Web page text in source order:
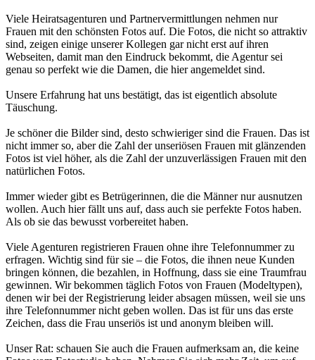
Viele Heiratsagenturen und Partnervermittlungen nehmen nur
Frauen mit den schönsten Fotos auf. Die Fotos, die nicht so attraktiv
sind, zeigen einige unserer Kollegen gar nicht erst auf ihren
Webseiten, damit man den Eindruck bekommt, die Agentur sei
genau so perfekt wie die Damen, die hier angemeldet sind.
Unsere Erfahrung hat uns bestätigt, das ist eigentlich absolute
Täuschung.
Je schöner die Bilder sind, desto schwieriger sind die Frauen. Das ist
nicht immer so, aber die Zahl der unseriösen Frauen mit glänzenden
Fotos ist viel höher, als die Zahl der unzuverlässigen Frauen mit den
natürlichen Fotos.
Immer wieder gibt es Betrügerinnen, die die Männer nur ausnutzen
wollen. Auch hier fällt uns auf, dass auch sie perfekte Fotos haben.
Als ob sie das bewusst vorbereitet haben.
Viele Agenturen registrieren Frauen ohne ihre Telefonnummer zu
erfragen. Wichtig sind für sie – die Fotos, die ihnen neue Kunden
bringen können, die bezahlen, in Hoffnung, dass sie eine Traumfrau
gewinnen. Wir bekommen täglich Fotos von Frauen (Modeltypen),
denen wir bei der Registrierung leider absagen müssen, weil sie uns
ihre Telefonnummer nicht geben wollen. Das ist für uns das erste
Zeichen, dass die Frau unseriös ist und anonym bleiben will.
Unser Rat: schauen Sie auch die Frauen aufmerksam an, die keine